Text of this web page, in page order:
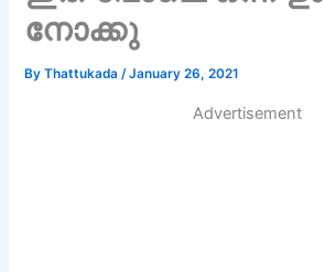
നോക്കു
ByThattukada/January 26, 2021
Advertisement